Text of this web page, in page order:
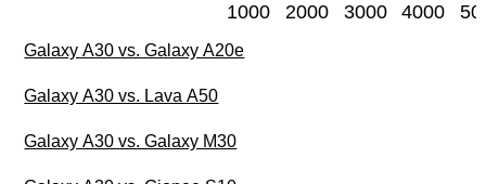
1000 2000 3000 4000
Galaxy A30 vs. Galaxy A20e
Galaxy A30 vs. Lava A50
Galaxy A30 vs. Galaxy M30